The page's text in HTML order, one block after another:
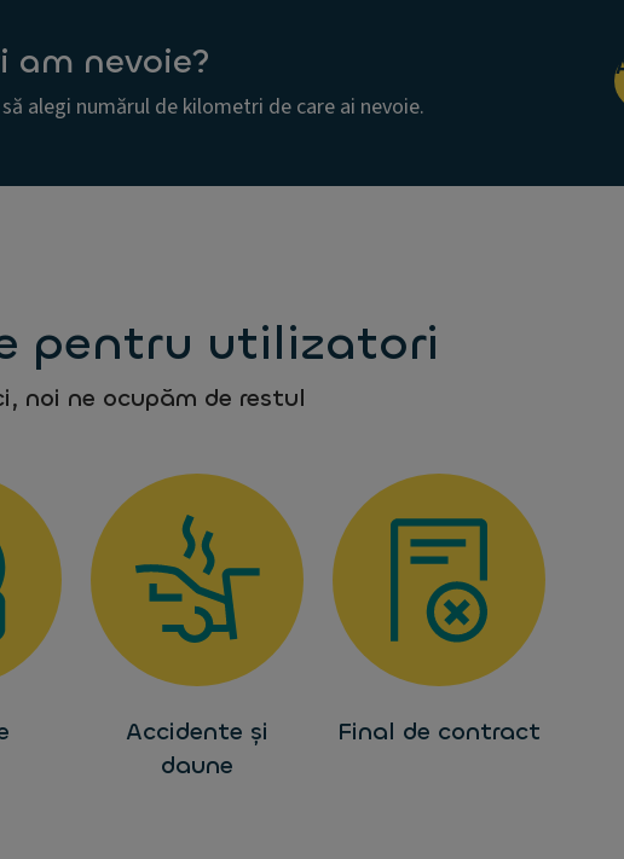
nevoie?
alegi numărul de kilometri de care ai nevoie.
pentru utilizatori
noi ne ocupăm de restul
Accidente și
daune
Final de contract